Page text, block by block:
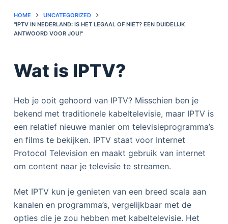
e
n
HOME
UNCATEGORIZED
"IPTV IN NEDERLAND: IS HET LEGAAL OF NIET? EEN DUIDELIJK
ANTWOORD VOOR JOU!"
Wat is IPTV?
Heb je ooit gehoord van IPTV? Misschien ben je
bekend met traditionele kabeltelevisie, maar IPTV is
een relatief nieuwe manier om televisieprogramma’s
en films te bekijken. IPTV staat voor Internet
Protocol Television en maakt gebruik van internet
om content naar je televisie te streamen.
Met IPTV kun je genieten van een breed scala aan
kanalen en programma’s, vergelijkbaar met de
opties die je zou hebben met kabeltelevisie. Het